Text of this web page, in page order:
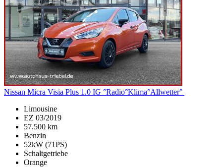
Nissan Micra Visia Plus 1.0 IG °Radio°Klima°Allwetter°
Limousine
EZ 03/2019
57.500 km
Benzin
52kW (71PS)
Schaltgetriebe
Orange